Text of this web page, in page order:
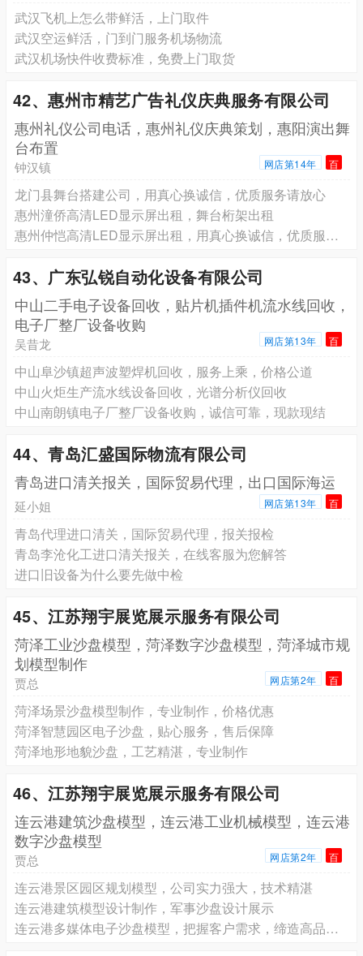
武汉飞机上怎么带鲜活，上门取件
武汉空运鲜活，门到门服务机场物流
武汉机场快件收费标准，免费上门取货
42、惠州市精艺广告礼仪庆典服务有限公司
惠州礼仪公司电话，惠州礼仪庆典策划，惠阳演出舞
台布置
钟汉镇 网店第14年 百
龙门县舞台搭建公司，用真心换诚信，优质服务请放心
惠州潼侨高清LED显示屏出租，舞台桁架出租
惠州仲恺高清LED显示屏出租，用真心换诚信，优质服务请放心
43、广东弘锐自动化设备有限公司
中山二手电子设备回收，贴片机插件机流水线回收，
电子厂整厂设备收购
吴昔龙 网店第13年 百
中山阜沙镇超声波塑焊机回收，服务上乘，价格公道
中山火炬生产流水线设备回收，光谱分析仪回收
中山南朗镇电子厂整厂设备收购，诚信可靠，现款现结
44、青岛汇盛国际物流有限公司
青岛进口清关报关，国际贸易代理，出口国际海运
延小姐 网店第13年 百
青岛代理进口清关，国际贸易代理，报关报检
青岛李沧化工进口清关报关，在线客服为您解答
进口旧设备为什么要先做中检
45、江苏翔宇展览展示服务有限公司
菏泽工业沙盘模型，菏泽数字沙盘模型，菏泽城市规
划模型制作
贾总 网店第2年 百
菏泽场景沙盘模型制作，专业制作，价格优惠
菏泽智慧园区电子沙盘，贴心服务，售后保障
菏泽地形地貌沙盘，工艺精湛，专业制作
46、江苏翔宇展览展示服务有限公司
连云港建筑沙盘模型，连云港工业机械模型，连云港
数字沙盘模型
贾总 网店第2年 百
连云港景区园区规划模型，公司实力强大，技术精湛
连云港建筑模型设计制作，军事沙盘设计展示
连云港多媒体电子沙盘模型，把握客户需求，缔造高品质服务